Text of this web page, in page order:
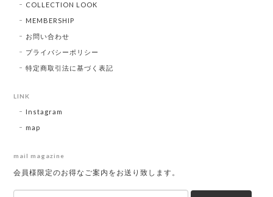
COLLECTION LOOK
MEMBERSHIP
お問い合わせ
プライバシーポリシー
特定商取引法に基づく表記
LINK
Instagram
map
mail magazine
会員様限定のお得なご案内をお送り致します。